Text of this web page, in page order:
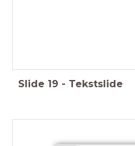
Slide 19 - Tekstslide